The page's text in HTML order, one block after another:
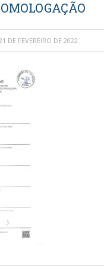
DE FEVEREIRO DE 2022